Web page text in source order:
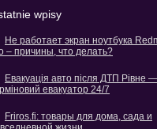
wpisy
Не работает экран ноутбука
– причины, что делать?
Евакуація авто після ДТП Рівне —
евакуатор 24/7
Friros.fi: товары для дома, сада и